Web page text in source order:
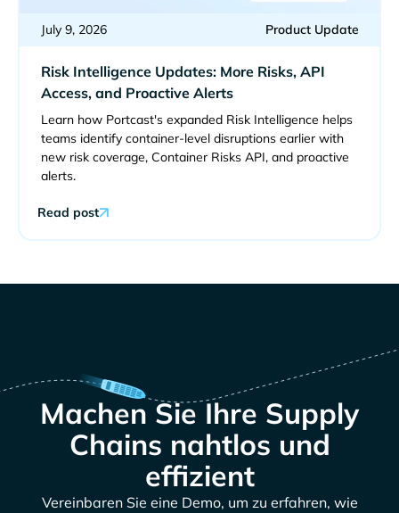
July 9, 2026 Product Update
Risk Intelligence Updates: More Risks, API
Access, and Proactive Alerts
Learn how Portcast's expanded Risk Intelligence helps
teams identify container-level disruptions earlier with
new risk coverage, Container Risks API, and proactive
alerts.
Read post
Machen Sie Ihre Supply
Chains nahtlos und
effizient
Vereinbaren Sie eine Demo, um zu erfahren, wie